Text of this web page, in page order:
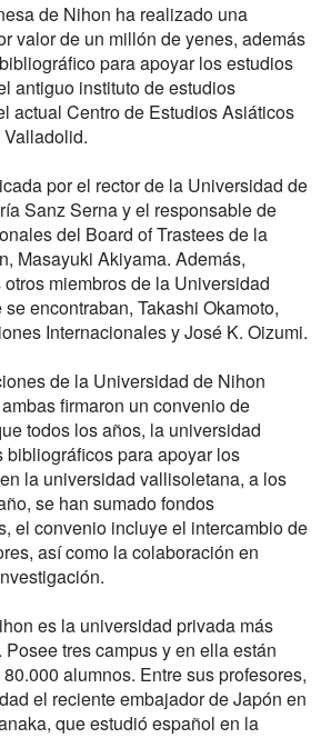
de Nihon ha realizado una
valor de un millón de yenes, además
para apoyar los estudios
antiguo instituto de estudios
actual Centro de Estudios Asiáticos
por el rector de la Universidad de
Sanz Serna y el responsable de
del Board of Trastees de la
Masayuki Akiyama. Además,
miembros de la Universidad
encontraban, Takashi Okamoto,
Internacionales y José K. Oizumi.
de la Universidad de Nihon
firmaron un convenio de
todos los años, la universidad
bibliográficos para apoyar los
la universidad vallisoletana, a los
se han sumado fondos
el convenio incluye el intercambio de
así como la colaboración en
es la universidad privada más
tres campus y en ella están
alumnos. Entre sus profesores,
el reciente embajador de Japón en
que estudió español en la